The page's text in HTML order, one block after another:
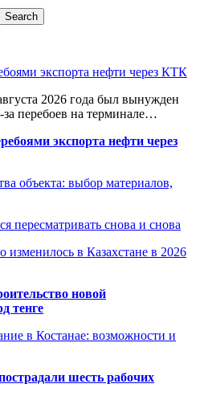
экспорта нефти через КТК
2026 года был вынужден
перебоев на терминале…
экспорта нефти через
объекта: выбор материалов,
пересматривать снова и снова
изменилось в Казахстане в 2026
новой
тенге
в Костанае: возможности и
шесть рабочих